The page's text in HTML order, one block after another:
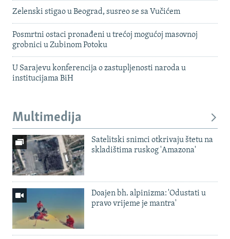
Zelenski stigao u Beograd, susreo se sa Vučićem
Posmrtni ostaci pronađeni u trećoj mogućoj masovnoj
grobnici u Zubinom Potoku
U Sarajevu konferencija o zastupljenosti naroda u
institucijama BiH
Multimedija
Satelitski snimci otkrivaju štetu na
skladištima ruskog 'Amazona'
Doajen bh. alpinizma: 'Odustati u
pravo vrijeme je mantra'